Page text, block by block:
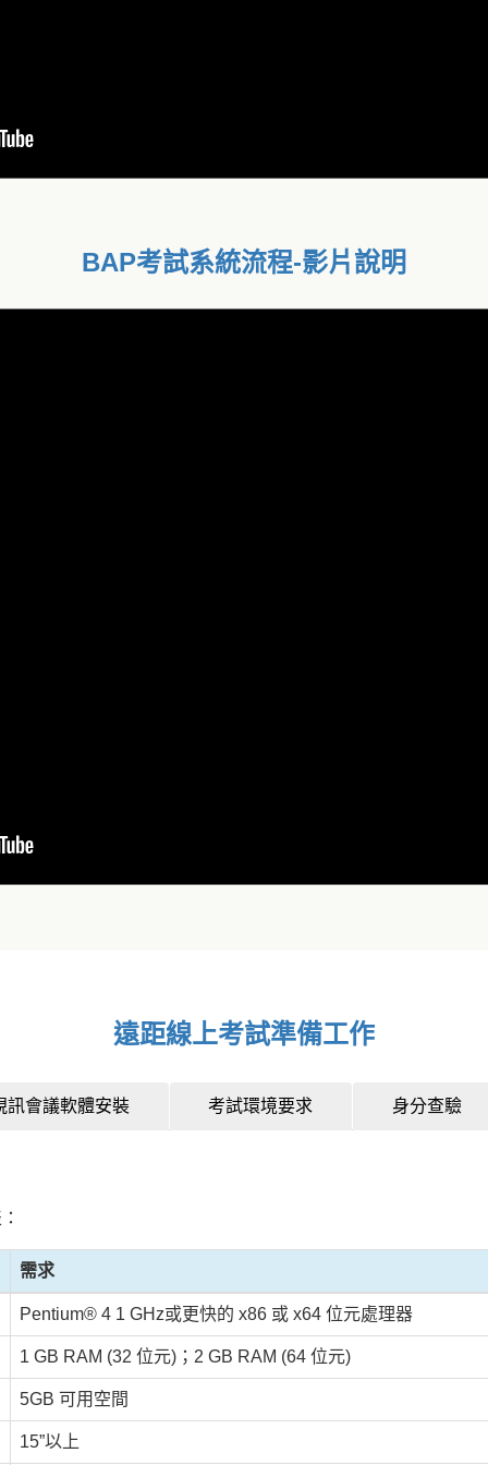
BAP考試系統流程-影片說明
遠距線上考試準備工作
訊會議軟體安裝 考試環境要求 身分查驗
需求
Pentium® 4 1 GHz或更快的 x86 或 x64 位元處理器
1 GB RAM (32 位元)；2 GB RAM (64 位元)
5GB 可用空間
15”以上